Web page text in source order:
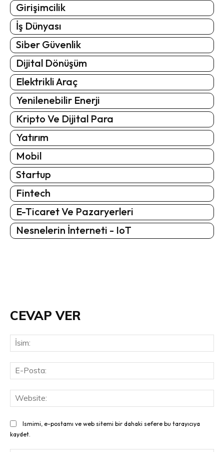
Girişimcilik
İş Dünyası
Siber Güvenlik
Dijital Dönüşüm
Elektrikli Araç
Yenilenebilir Enerji
Kripto Ve Dijital Para
Yatırım
Mobil
Startup
Fintech
E-Ticaret Ve Pazaryerleri
Nesnelerin İnterneti - IoT
CEVAP VER
Ismimi, e-postamı ve web sitemi bir dahaki sefere bu tarayıcıya
kaydet.